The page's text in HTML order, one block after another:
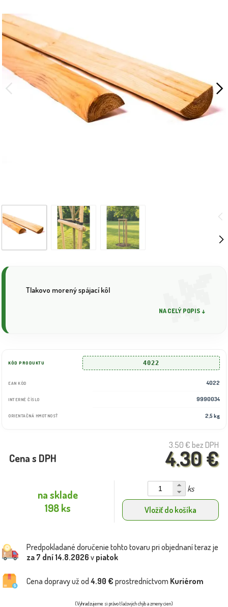
Tlakovo morený spájací kôl
NA CELÝ POPIS ↓
KÓD PRODUKTU 4022
EAN KÓD 4022
INTERNÉ ČÍSLO 9990034
ORIENTAČNÁ HMOTNOSŤ 2,5 kg
3.50 € bez DPH
4.30 €
Cena s DPH
na sklade
198 ks
ks
Vložiť do košíka
Predpokladané doručenie tohto tovaru pri objednaní teraz je
za 7 dní14.8.2026 v piatok
Cena dopravy už od 4.90 € prostredníctvom Kuriérom
(Vyhradzujeme si právo tlačových chýb a zmeny cien)